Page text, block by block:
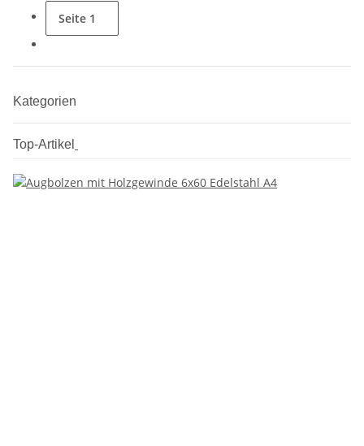
Seite 1
Kategorien
Top-Artikel